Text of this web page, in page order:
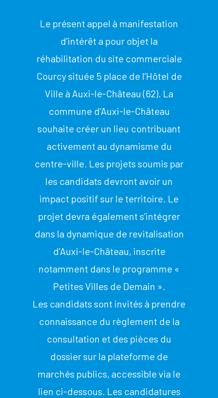
Le présent appel à manifestation
d’intérêt a pour objet la
réhabilitation du site commerciale
Courcy située 5 place de l’Hôtel de
Ville à Auxi-le-Château (62). La
commune d’Auxi-le-Château
souhaite créer un lieu contribuant
activement au dynamisme du
centre-ville. Les projets soumis par
les candidats devront avoir un
impact positif sur le territoire. Le
projet devra également s’intégrer
dans la dynamique de revitalisation
d’Auxi-le-Château, inscrite
notamment dans le programme «
Petites Villes de Demain ».
Les candidats sont invités à prendre
connaissance du règlement de la
consultation et des pièces du
dossier sur la plateforme de
marchés publics, accessible via le
lien ci-dessous. Les candidatures